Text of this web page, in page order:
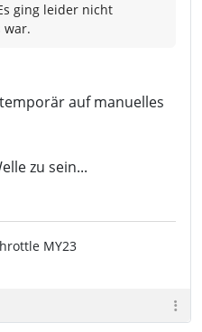
ging leider nicht
war.
auf manuelles
zu sein...
MY23